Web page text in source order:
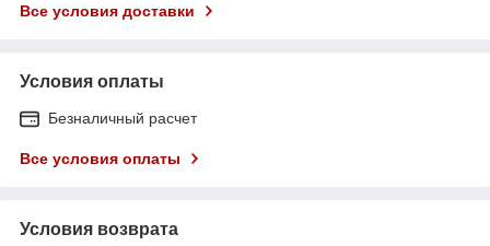
Все условия доставки
Условия оплаты
Безналичный расчет
Все условия оплаты
Условия возврата